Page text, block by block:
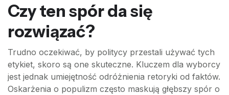
Czy ten spór da się
rozwiązać?
Trudno oczekiwać, by politycy przestali używać tych
etykiet, skoro są one skuteczne. Kluczem dla wyborcy
jest jednak umiejętność odróżnienia retoryki od faktów.
Oskarżenia o populizm często maskują głębszy spór o